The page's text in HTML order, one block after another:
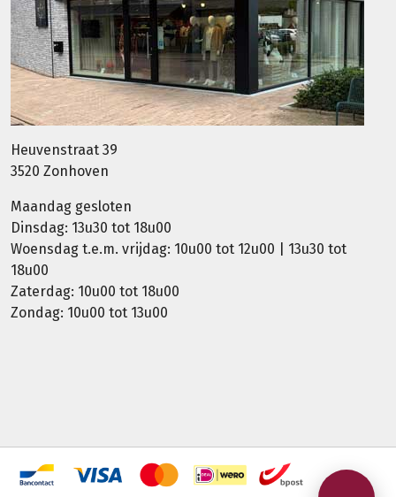
Heuvenstraat 39
3520 Zonhoven
Maandag gesloten
Dinsdag: 13u30 tot 18u00
Woensdag t.e.m. vrijdag: 10u00 tot 12u00 | 13u30 tot
18u00
Zaterdag: 10u00 tot 18u00
Zondag: 10u00 tot 13u00